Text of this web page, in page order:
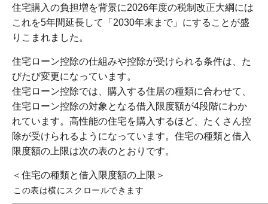
住宅購入の負担増を背景に2026年度の税制改正大綱には
これを5年間延長して「2030年末まで」にすることが盛
りこまれました。
住宅ローン控除の仕組みや控除が受けられる条件は、た
びたび変更になっています。
住宅ローン控除では、購入する住居の種類に合わせて、
住宅ローン控除の対象となる借入限度額が4段階にわか
れています。高性能の住宅を購入するほど、たくさん控
除が受けられるようになっています。住宅の種類と借入
限度額の上限は次の表のとおりです。
＜住宅の種類と借入限度額の上限＞
この表は横にスクロールできます